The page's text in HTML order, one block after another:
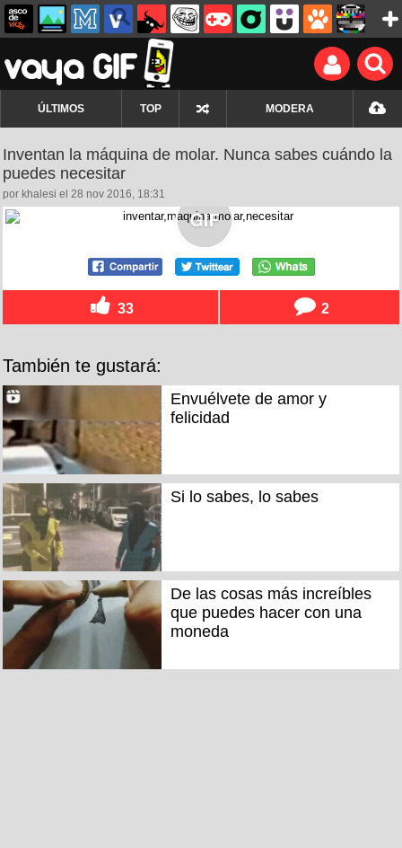
ÚLTIMOS TOP MODERA
Inventan la máquina de molar. Nunca sabes cuándo la
puedes necesitar
por khalesi el 28 nov 2016, 18:31
33 2
También te gustará:
Envuélvete de amor y
felicidad
Si lo sabes, lo sabes
De las cosas más increíbles
que puedes hacer con una
moneda